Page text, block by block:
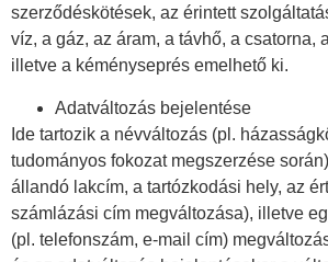
szerződéskötések, az érintett
víz, a gáz, az áram, a távhő, a csatorna,
illetve a kéményseprés emelhető ki.
Adatváltozás bejelentése
Ide tartozik a névváltozás (pl.
tudományos fokozat megszerzése
állandó lakcím, a tartózkodási hely, az
számlázási cím megváltozása), illetve
(pl. telefonszám, e-mail cím)